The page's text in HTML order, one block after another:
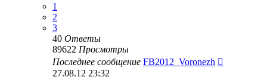
1
2
3
40 Ответы
89622 Просмотры
Последнее сообщение FB2012_Voronezh
27.08.12 23:32